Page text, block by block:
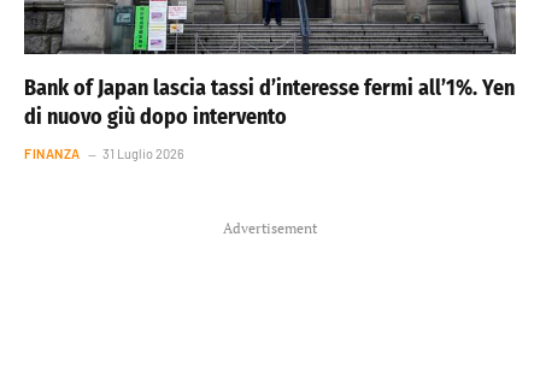
Bank of Japan lascia tassi d’interesse fermi all’1%. Yen
di nuovo giù dopo intervento
FINANZA 31 Luglio 2026
Advertisement